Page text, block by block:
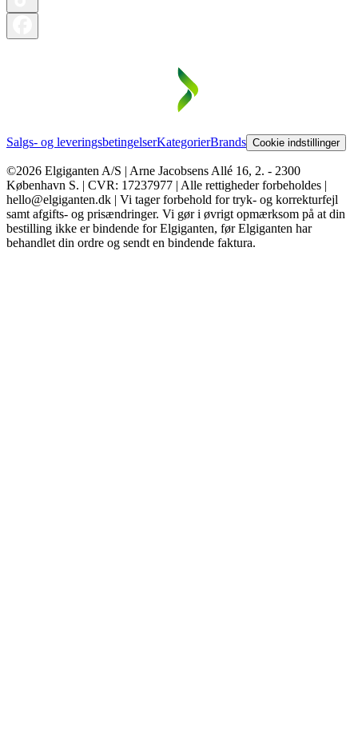
Salgs- og leveringsbetingelserKategorierBrands Cookie indstillinger
©2026 Elgiganten A/S | Arne Jacobsens Allé 16, 2. - 2300
København S. | CVR: 17237977 | Alle rettigheder forbeholdes |
hello@elgiganten.dk | Vi tager forbehold for tryk- og korrekturfejl
samt afgifts- og prisændringer. Vi gør i øvrigt opmærksom på at din
bestilling ikke er bindende for Elgiganten, før Elgiganten har
behandlet din ordre og sendt en bindende faktura.